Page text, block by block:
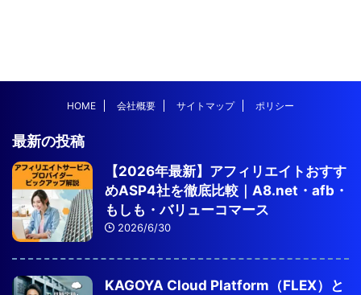
HOME 会社概要 サイトマップ ポリシー
最新の投稿
【2026年最新】アフィリエイトおすす
めASP4社を徹底比較｜A8.net・afb・
もしも・バリューコマース
2026/6/30
KAGOYA Cloud Platform（FLEX）と